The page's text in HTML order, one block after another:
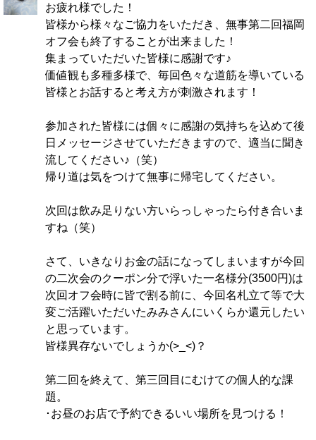
お疲れ様でした！
皆様から様々なご協力をいただき、無事第二回福岡
オフ会も終了することが出来ました！
集まっていただいた皆様に感謝です♪
価値観も多種多様で、毎回色々な道筋を導いている
皆様とお話すると考え方が刺激されます！
参加された皆様には個々に感謝の気持ちを込めて後
日メッセージさせていただきますので、適当に聞き
流してください♪（笑）
帰り道は気をつけて無事に帰宅してください。
次回は飲み足りない方いらっしゃったら付き合いま
すね（笑）
さて、いきなりお金の話になってしまいますが今回
の二次会のクーポン分で浮いた一名様分(3500円)は
次回オフ会時に皆で割る前に、今回名札立て等で大
変ご活躍いただいたみみさんにいくらか還元したい
と思っています。
皆様異存ないでしょうか(>_<)？
第二回を終えて、第三回目にむけての個人的な課
題。
･お昼のお店で予約できるいい場所を見つける！